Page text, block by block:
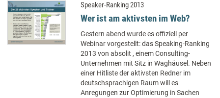
Speaker-Ranking 2013
Wer ist am aktivsten im Web?
Gestern abend wurde es offiziell per
Webinar vorgestellt: das Speaking-Ranking
2013 von absolit , einem Consulting-
Unternehmen mit Sitz in Waghäusel. Neben
einer Hitliste der aktivsten Redner im
deutschsprachigen Raum will es
Anregungen zur Optimierung in Sachen